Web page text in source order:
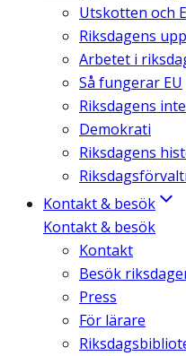
Utskotten och
Riksdagens
Arbetet i
Så fungerar EU
Riksdagens
Demokrati
Riksdagens
Kontakt & besök
Kontakt & besök
Kontakt
Besök
Press
För lärare